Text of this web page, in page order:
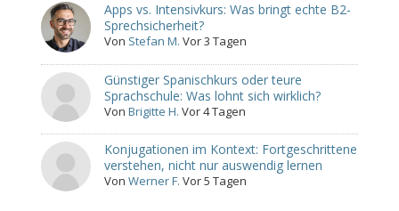
Apps vs. Intensivkurs: Was bringt echte B2-
Sprechsicherheit?
Von Stefan M. Vor 3 Tagen
Günstiger Spanischkurs oder teure
Sprachschule: Was lohnt sich wirklich?
VonBrigitte H. Vor 4 Tagen
Konjugationen im Kontext: Fortgeschrittene
verstehen, nicht nur auswendig lernen
VonWerner F. Vor 5 Tagen